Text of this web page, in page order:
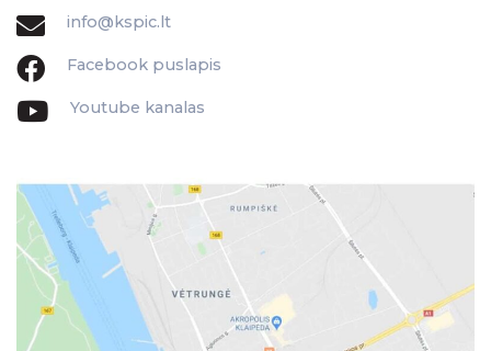
info@kspic.lt
Facebook puslapis
Youtube kanalas